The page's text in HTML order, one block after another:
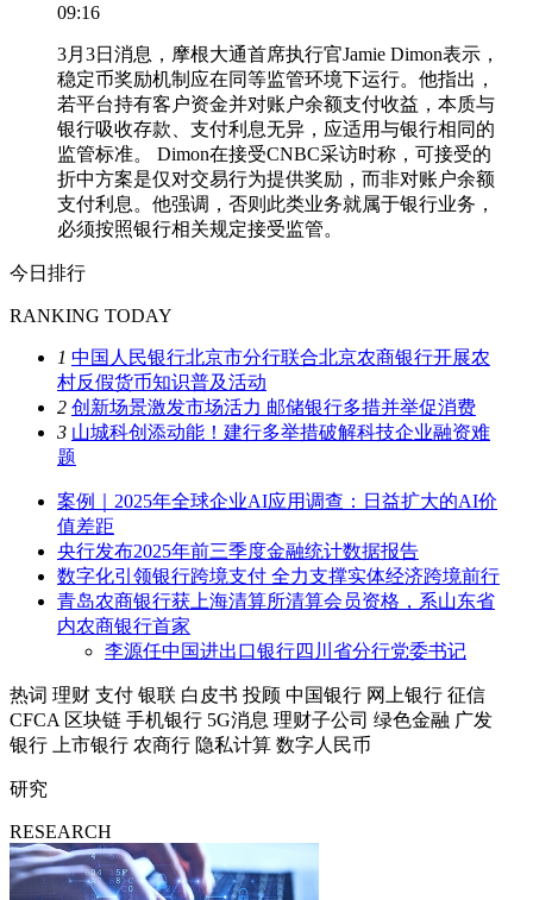
09:16
3月3日消息，摩根大通首席执行官Jamie Dimon表示，
稳定币奖励机制应在同等监管环境下运行。他指出，
若平台持有客户资金并对账户余额支付收益，本质与
银行吸收存款、支付利息无异，应适用与银行相同的
监管标准。 Dimon在接受CNBC采访时称，可接受的
折中方案是仅对交易行为提供奖励，而非对账户余额
支付利息。他强调，否则此类业务就属于银行业务，
必须按照银行相关规定接受监管。
今日排行
RANKING TODAY
1 中国人民银行北京市分行联合北京农商银行开展农
村反假货币知识普及活动
2 创新场景激发市场活力 邮储银行多措并举促消费
3 山城科创添动能！建行多举措破解科技企业融资难
题
案例｜2025年全球企业AI应用调查：日益扩大的AI价
值差距
央行发布2025年前三季度金融统计数据报告
数字化引领银行跨境支付 全力支撑实体经济跨境前行
青岛农商银行获上海清算所清算会员资格，系山东省
内农商银行首家
李源任中国进出口银行四川省分行党委书记
热词 理财 支付 银联 白皮书 投顾 中国银行 网上银行 征信
CFCA 区块链 手机银行 5G消息 理财子公司 绿色金融 广发
银行
上市银行 农商行 隐私计算 数字人民币
研究
RESEARCH